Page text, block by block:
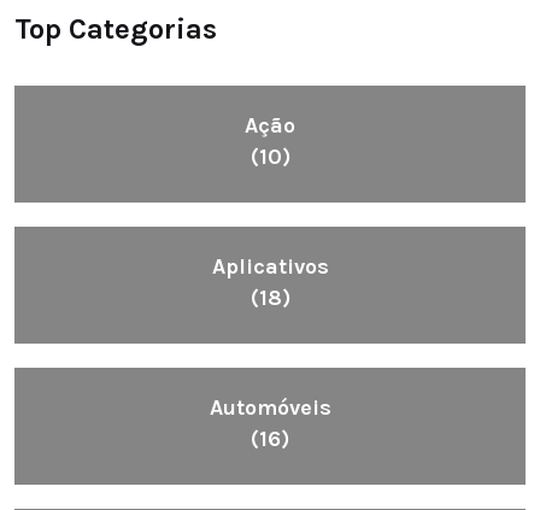
Top Categorias
Ação
(10)
Aplicativos
(18)
Automóveis
(16)